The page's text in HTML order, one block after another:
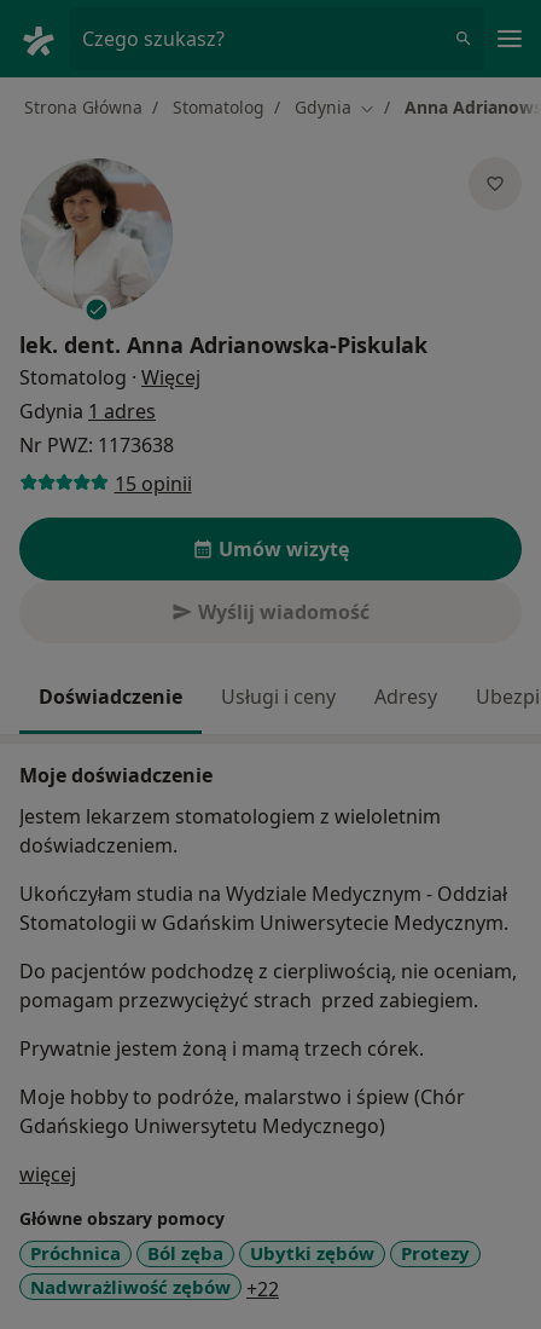
Czego szukasz?
Strona Główna Stomatolog Gdynia Zmień miasto
Anna
lek. dent. Anna Adrianowska-Piskulak
Stomatolog · Więcej
Gdynia 1 adres
Nr PWZ: 1173638
15 opinii
Umów wizytę
Wyślij wiadomość
Doświadczenie Usługi i ceny Adresy
Moje doświadczenie
Jestem lekarzem stomatologiem z wieloletnim
doświadczeniem.
Ukończyłam studia na Wydziale Medycznym - Oddział
Stomatologii w Gdańskim Uniwersytecie Medycznym.
Do pacjentów podchodzę z cierpliwością, nie oceniam,
pomagam przezwyciężyć strach przed zabiegiem.
Prywatnie jestem żoną i mamą trzech córek.
Moje hobby to podróże, malarstwo i śpiew (Chór
Gdańskiego Uniwersytetu Medycznego)
więcej
Główne obszary pomocy
Próchnica Ból zęba Ubytki zębów
Protezy
Nadwrażliwość zębów
+22